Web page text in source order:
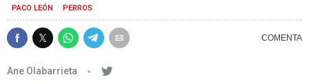
PACO LEÓN
PERROS
Ane Olabarrieta